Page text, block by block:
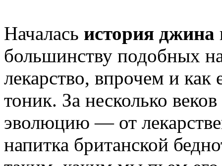
Началась история джина
большинству подобных
лекарство, впрочем и
тоник. За несколько
эволюцию — от
напитка британской